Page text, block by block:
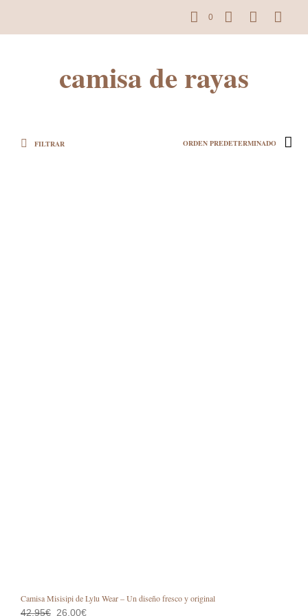
0
camisa de rayas
FILTRAR
Camisa Misisipi de Lylu Wear – Un diseño fresco y original
42,95€ El
26,00€El